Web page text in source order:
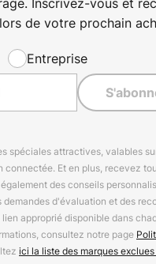
de votre prochain
Entreprise
attractives, valables
Et en plus, recevez
des conseils
d'évaluation et des
approprié disponible dans
consultez notre page
ici la liste des marques